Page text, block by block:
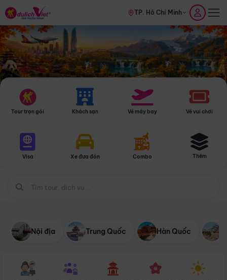
TP. Hồ Chí Minh
Tour trọn gói Khách sạn Vé máy bay Vé vui chơi
Visa Xe đưa đón Combo Thêm
Nội địa Trung Quốc Hàn Quốc